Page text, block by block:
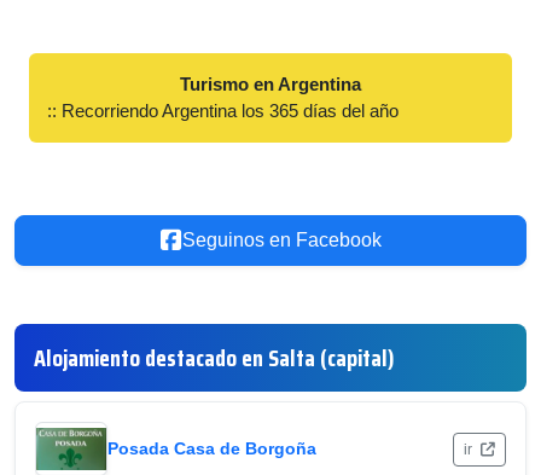
Turismo en Argentina
:: Recorriendo Argentina los 365 días del año
Seguinos en Facebook
Alojamiento destacado en Salta (capital)
Posada Casa de Borgoña ir